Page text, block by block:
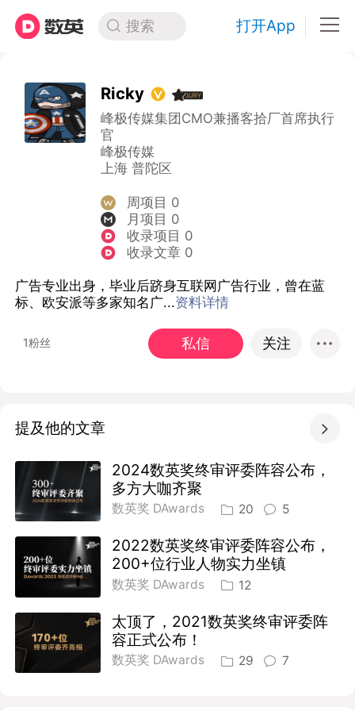
搜索 打开App
Ricky
峰极传媒集团CMO兼播客拾厂首席执行
官
峰极传媒
上海 普陀区
周项目 0
月项目 0
收录项目 0
收录文章 0
广告专业出身，毕业后跻身互联网广告行业，曾在蓝
标、欧安派等多家知名广...资料详情
1粉丝 私信 关注
提及他的文章 
2024数英奖终审评委阵容公布，
多方大咖齐聚
数英奖 DAwards 20 5
2022数英奖终审评委阵容公布，
200+位行业人物实力坐镇
数英奖 DAwards 12
太顶了，2021数英奖终审评委阵
容正式公布！
数英奖 DAwards 29 7